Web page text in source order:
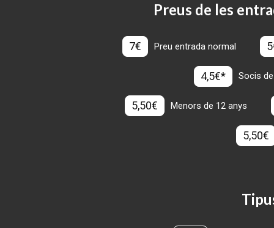
Preus de les
7€ Preu entrada normal
4,5€* Socis
5,50€ Menors de 12 anys
5,50€